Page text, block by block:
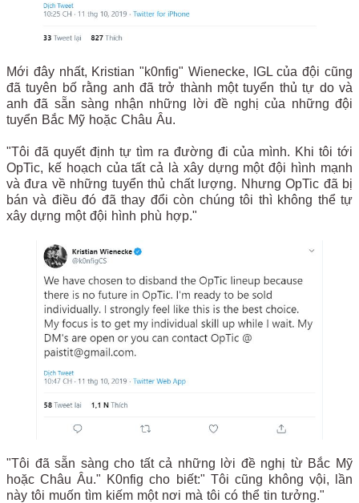
Mới đây nhất, Kristian "k0nfig" Wienecke, IGL của đội cũng
đã tuyên bố rằng anh đã trở thành một tuyển thủ tự do và
anh đã sẵn sàng nhận những lời đề nghị của những đội
tuyển Bắc Mỹ hoặc Châu Âu.
"Tôi đã quyết định tự tìm ra đường đi của mình. Khi tôi tới
OpTic, kế hoạch của tất cả là xây dựng một đội hình mạnh
và đưa về những tuyển thủ chất lượng. Nhưng OpTic đã bị
bán và điều đó đã thay đổi còn chúng tôi thì không thể tự
xây dựng một đội hình phù hợp."
"Tôi đã sẵn sàng cho tất cả những lời đề nghị từ Bắc Mỹ
hoặc Châu Âu." K0nfig cho biết:" Tôi cũng không vội, lần
này tôi muốn tìm kiếm một nơi mà tôi có thể tin tưởng."